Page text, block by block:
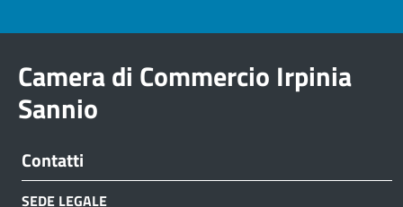
Camera di Commercio Irpinia
Sannio
Contatti
SEDE LEGALE